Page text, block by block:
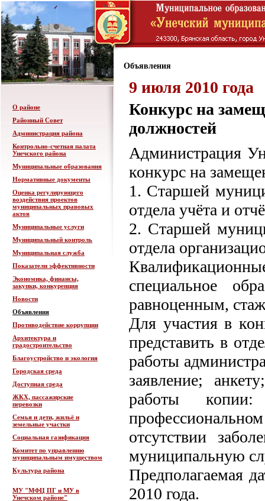
О районе
Районный Совет
Администрация района
Контрольно-счетная палата
Унечского района
Муниципальные образования
Нормативные документы
Оценка регулирующего
воздействия проектов
муниципальных правовых
актов
Муниципальные услуги
Муниципальный контроль
Муниципальная служба
Показатели эффективности
Экономика, финансы,
закупки, конкуренция
Новости
Объявления
Противодействие коррупции
Архитектура и
градостроительство
Благоустройство и экология
Городская среда
Доступная среда
ЖКХ, пассажирские
перевозки
Семья и дети, жильё и
земельные участки
Социальная газификация
Комитет по управлению
муниципальным имуществом
Культура района
МУ "МФЦ ПГ и МУ в
Унечском районе"
Объявления
9 июля 2010 года
Конкурс на
должностей
Администрация
конкурс на
1. Старшей
отдела учёта и
2. Старшей
отдела
специальное
равноценным,
Для участия в
представить в
работы
заявление;
работы
отсутствии
муниципальную
Предполагаемая
2010 года.